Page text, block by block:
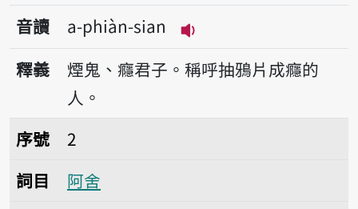
音讀
a-phiàn-sian
播放音讀a-phiàn-sian
釋義
煙鬼、癮君子。稱呼抽鴉片成癮的
人。
序號2阿舍
序號
2
詞目
阿舍